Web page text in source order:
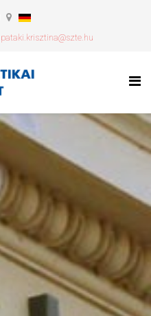
pataki.krisztina@szte.hu